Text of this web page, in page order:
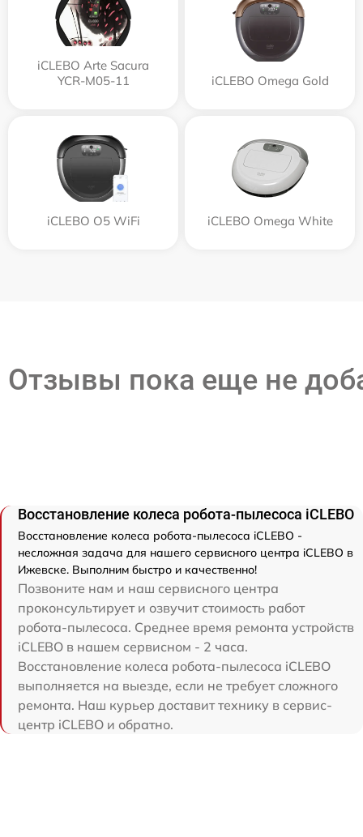
iCLEBO Arte Sacura
YCR-M05-11
iCLEBO Omega Gold
iCLEBO O5 WiFi iCLEBO Omega White
Отзывы пока еще не
Восстановление колеса робота-пылесоса iCLEBO
Восстановление колеса робота-пылесоса iCLEBO -
несложная задача для нашего сервисного центра iCLEBO в
Ижевске. Выполним быстро и качественно!
Позвоните нам и наш сервисного центра
проконсультирует и озвучит стоимость работ
робота-пылесоса. Среднее время ремонта устройств
iCLEBO в нашем сервисном - 2 часа.
Восстановление колеса робота-пылесоса iCLEBO
выполняется на выезде, если не требует сложного
ремонта. Наш курьер доставит технику в сервис-
центр iCLEBO и обратно.